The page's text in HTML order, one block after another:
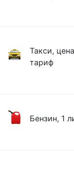
Такси,
тариф
Бензин, 1